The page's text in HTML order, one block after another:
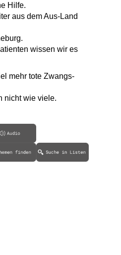
Hilfe.
aus dem Aus-Land
wissen wir es
mehr tote Zwangs-
nicht wie viele.